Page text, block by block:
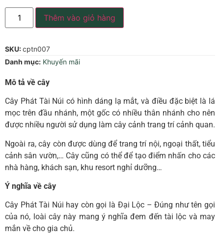
Thêm vào giỏ hàng
SKU:cptn007
Danh mục: Khuyến mãi
Mô tả về cây
Cây Phát Tài Núi có hình dáng lạ mắt, và điều đặc biệt là lá
mọc trên đầu nhánh, một gốc có nhiều thân nhánh cho nên
được nhiều người sử dụng làm cây cảnh trang trí cảnh quan.
Ngoài ra, cây còn được dùng để trang trí nội, ngoại thất, tiểu
cảnh sân vườn,… Cây cũng có thể để tạo điểm nhấn cho các
nhà hàng, khách sạn, khu resort nghỉ dưỡng…
Ý nghĩa về cây
Cây Phát Tài Núi hay còn gọi là Đại Lộc – Đúng như tên gọi
của nó, loài cây này mang ý nghĩa đem đến tài lộc và may
mắn về cho gia chủ.